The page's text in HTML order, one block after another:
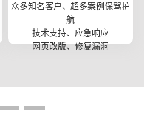
众多知名客户、超多案例保驾护
航
技术支持、应急响应
网页改版、修复漏洞